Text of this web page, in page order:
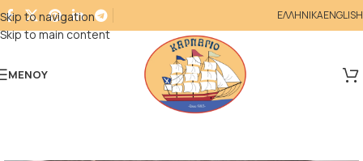
Skip to navigation
Skip to main content
ΕΛΛΗΝΙΚΑENGLISH
ΜΕΝΟΎ